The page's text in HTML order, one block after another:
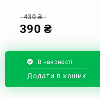
430₴
390₴
В наявності
Додати в кошик